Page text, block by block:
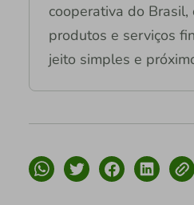
cooperativa do Brasil,
produtos e serviços
jeito simples e